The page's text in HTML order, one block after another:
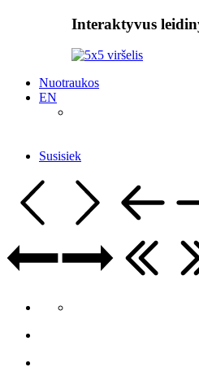
Interaktyvus
Nuotraukos
EN
Susisiek